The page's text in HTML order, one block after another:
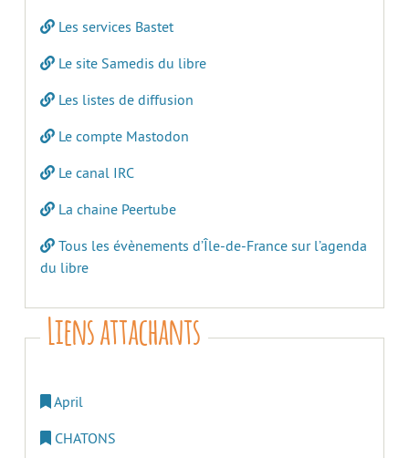
Les services Bastet
Le site Samedis du libre
Les listes de diffusion
Le compte Mastodon
Le canal IRC
La chaine Peertube
Tous les évènements d’Île-de-France sur l’agenda
du libre
Liens attachants
April
CHATONS